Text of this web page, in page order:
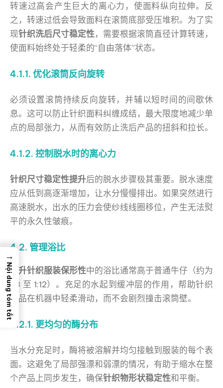
转速过高会产生巨大的离心力，使面料纵向拉伸。反
之，转速过低会导致面料在滚筒底部受压堆积。为了实
现针织洗后尺寸稳定性，需要根据滚筒直径计算转速，
使面料始终处于轻柔的“自由落体”状态。
4.1.1. 优化滚筒反向旋转
必须设置滚筒持续反向旋转，并辅以短时间的间歇休
息。这可以防止针织面料纠缠成结，最大限度地减少单
点的局部张力，从而有效防止洗后产品的扭斜和拉长。
4.1.2. 控制脱水时的离心力
针织尺寸稳定性提升后的脱水步骤极其重要。脱水速度
应从低到高逐渐增加，让水分慢慢排出。如果突然进行
高速脱水，出水的压力会使纱线线圈移位，产生无法熨
平的永久性皱痕。
4.2. 管理浴比
提升针织服装保形性中的浴比通常高于普通牛仔（约为
1:8 至 1:12）。充足的水起到缓冲层的作用，帮助针织
产品在机器中轻柔滑动，而不会剧烈撞击滚筒壁。
4.2.1. 更均匀的酶分布
当水分充足时，酶将被溶解并均匀接触到服装的每个表
面。这避免了局部强漂和弱漂的情况，有助于缩水在整
个产品上同步发生，确保针织物形状稳定性和平衡。
→
Nội dung tóm tắt